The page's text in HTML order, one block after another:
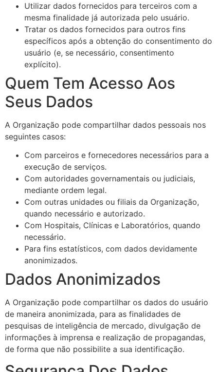
Utilizar dados fornecidos para terceiros com a
mesma finalidade já autorizada pelo usuário.
Tratar os dados fornecidos para outros fins
específicos após a obtenção do consentimento do
usuário (e, se necessário, consentimento
explícito).
Quem Tem Acesso Aos
Seus Dados
A Organização pode compartilhar dados pessoais nos
seguintes casos:
Com parceiros e fornecedores necessários para a
execução de serviços.
Com autoridades governamentais ou judiciais,
mediante ordem legal.
Com outras unidades ou filiais da Organização,
quando necessário e autorizado.
Com Hospitais, Clínicas e Laboratórios, quando
necessário.
Para fins estatísticos, com dados devidamente
anonimizados.
Dados Anonimizados
A Organização pode compartilhar os dados do usuário
de maneira anonimizada, para as finalidades de
pesquisas de inteligência de mercado, divulgação de
informações à imprensa e realização de propagandas,
de forma que não possibilite a sua identificação.